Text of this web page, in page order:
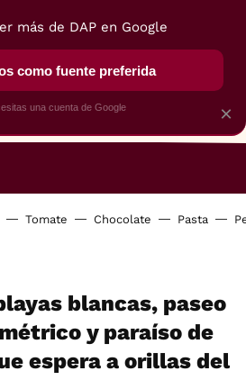
GASTROGUÍA
Tomate Chocolate Pasta
blancas, paseo
y paraíso de
espera a orillas del
×
más de DAP en Google
como fuente preferida
una cuenta de Google